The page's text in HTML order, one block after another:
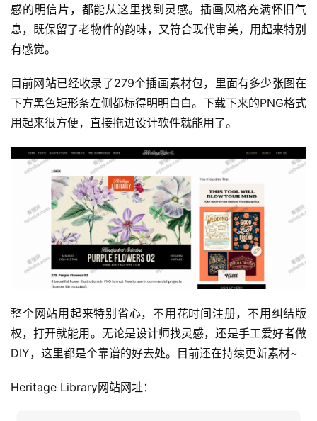
营
感的明信片，都能从这里找到灵感。插画风格充满怀旧气
息，既保留了老物件的韵味，又符合现代审美，用起来特别
有感觉。
目前网站已经收录了279个插画素材包，里面有多少张图在
下方黑色矩形条左侧都标得明明白白。下载下来的PNG格式
用起来很方便，直接拖进设计软件就能用了。
整个网站用起来特别省心，不用花时间注册，不用纠结版
权，打开就能用。无论是设计师找灵感，还是手工爱好者做
DIY，这里都是个靠谱的好去处。目前还在持续更新素材~
Heritage Library网站网址：